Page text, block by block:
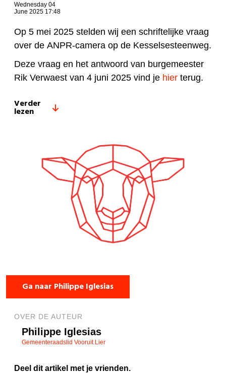
Wednesday 04
June 2025 17:48
Op 5 mei 2025 stelden wij een schriftelijke vraag
over de ANPR-camera op de Kesselsesteenweg.
Deze vraag en het antwoord van burgemeester
Rik Verwaest van 4 juni 2025 vind je hier terug.
Verder
lezen
Ga naar Philippe Iglesias
OVER DE AUTEUR
Philippe Iglesias
Gemeenteraadslid Vooruit Lier
Deel dit artikel met je vrienden.